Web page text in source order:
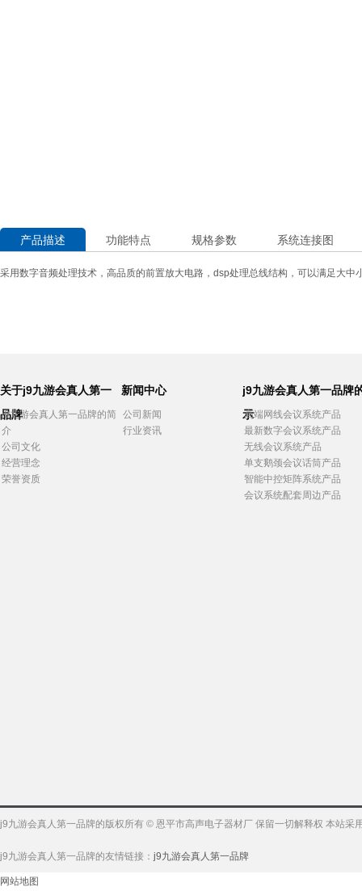
产品描述 功能特点 规格参数 系统连接图
采用数字音频处理技术，高品质的前置放大电路， dsp处理总线结构，可以满足大中
关于j9九游会真人第一
品牌
j9九游会真人第一品牌的简
介
公司文化
经营理念
荣誉资质
新闻中心
公司新闻
行业资讯
j9九游会真人第一品牌
示
高端网线会议系统产品
最新数字会议系统产品
无线会议系统产品
单支鹅颈会议话筒产品
智能中控矩阵系统产品
会议系统配套周边产品
j9九游会真人第一品牌的版权所有 © 恩平市高声电子器材厂 保留一切解释权 本站采
j9九游会真人第一品牌的友情链接： j9九游会真人第一品牌
网站地图